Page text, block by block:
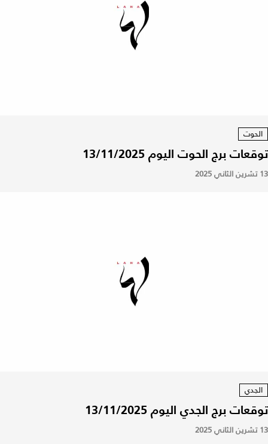
الحوت
توقعات برج الحوت اليوم 13/11/2025
13 تشرين الثاني 2025
الجدي
توقعات برج الجدي اليوم 13/11/2025
13 تشرين الثاني 2025